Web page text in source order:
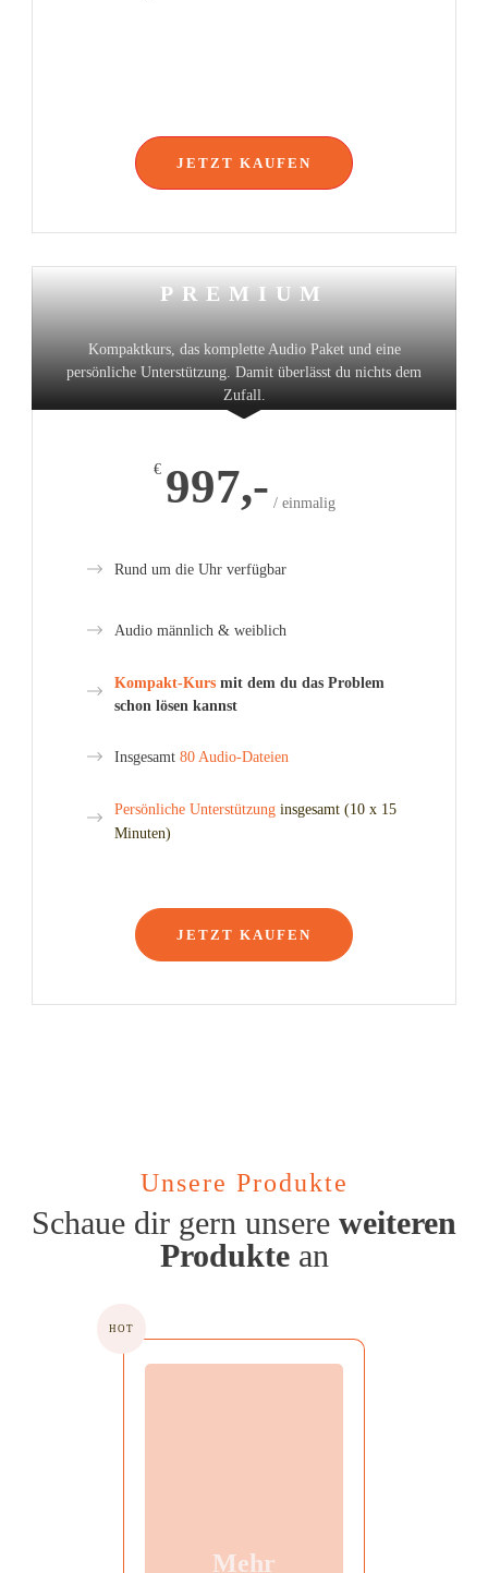
JETZT KAUFEN
PREMIUM
Kompaktkurs, das komplette Audio Paket und eine
persönliche Unterstützung. Damit überlässt du nichts dem
Zufall.
€ 997,- / einmalig
Rund um die Uhr verfügbar
Audio männlich & weiblich
Kompakt-Kurs mit dem du das Problem
schon lösen kannst
Insgesamt 80 Audio-Dateien
Persönliche Unterstützung insgesamt (10 x 15
Minuten)
JETZT KAUFEN
Unsere Produkte
Schaue dir gern unsere weiteren
Produkte an
HOT
Mehr